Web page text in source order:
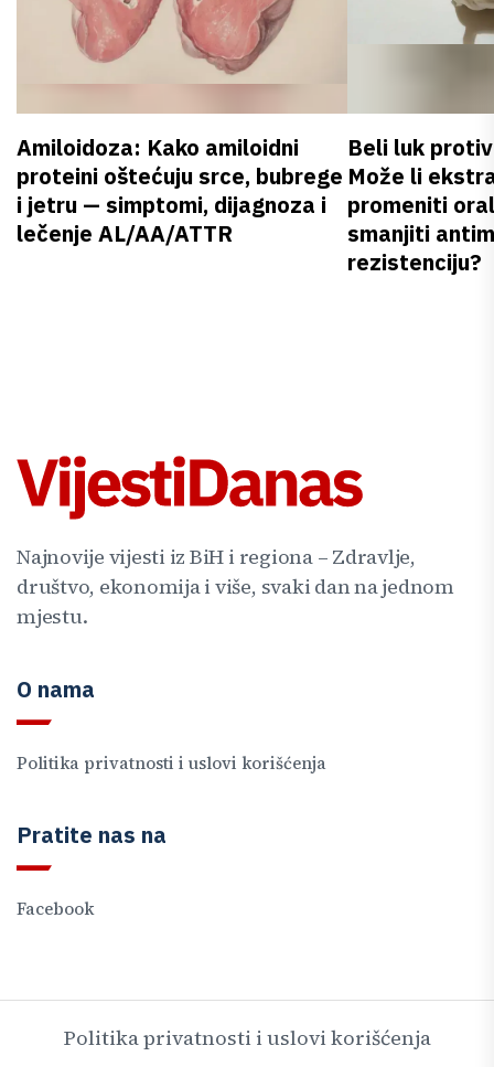
Amiloidoza: Kako amiloidni
proteini oštećuju srce, bubrege
i jetru — simptomi, dijagnoza i
lečenje AL/AA/ATTR
Beli luk
Može li
promeniti
smanjiti
rezistenciju?
Najnovije vijesti iz BiH i regiona – Zdravlje,
društvo, ekonomija i više, svaki dan na jednom
mjestu.
O nama
Politika privatnosti i uslovi korišćenja
Pratite nas na
Facebook
Politika privatnosti i uslovi korišćenja